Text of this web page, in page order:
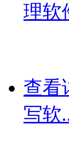
理软
查看
写软